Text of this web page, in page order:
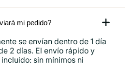
mi pedido?
se envían dentro de 1 día
2 días. El envío rápido y
sin mínimos ni